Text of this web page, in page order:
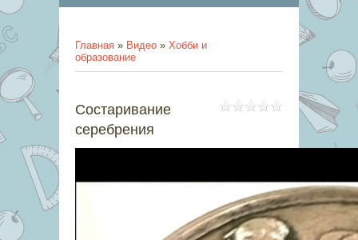
Главная » Видео » Хобби и
образование
Состаривание
серебрения